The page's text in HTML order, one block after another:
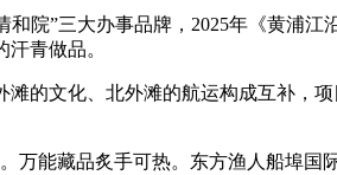
院”三大办事品牌，2025年《黄浦江
青做品。
文化、北外滩的航运构成互补，项
藏品炙手可热。东方渔人船埠国